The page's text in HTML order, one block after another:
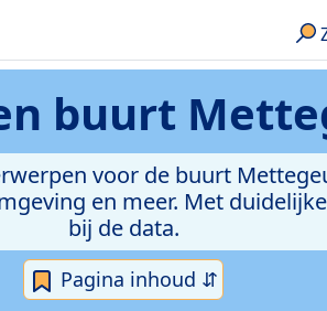
buurt
voor de buurt
en meer. Met
bij de data.
Pagina inhoud ⇵